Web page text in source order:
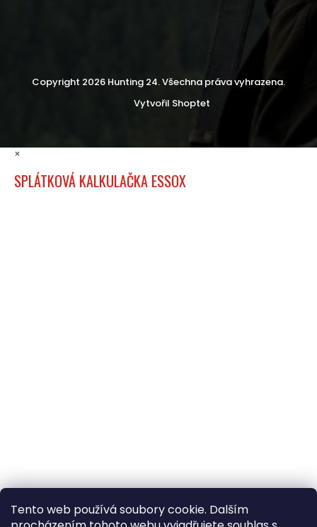
Tento web používá soubory cookie. Dalším
Vytvořil Shoptet
Copyright 2026 Hunting 24. Všechna práva vyhrazena.
×
SPLÁTKOVÁ KALKULAČKA ESSOX